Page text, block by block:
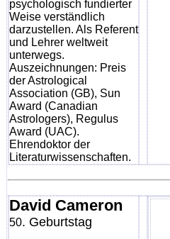
psychologisch fundierter
Weise verständlich
darzustellen. Als Referent
und Lehrer weltweit
unterwegs.
Auszeichnungen: Preis
der Astrological
Association (GB), Sun
Award (Canadian
Astrologers), Regulus
Award (UAC).
Ehrendoktor der
Literaturwissenschaften.
David Cameron
50. Geburtstag